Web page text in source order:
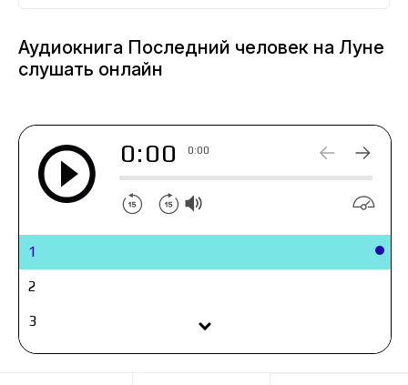
Аудиокнига Последний человек на Луне
слушать онлайн
0:00 0:00
1
2
3
4